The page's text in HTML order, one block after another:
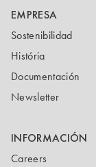
EMPRESA
Sostenibilidad
História
Documentación
Newsletter
INFORMACIÓN
Careers